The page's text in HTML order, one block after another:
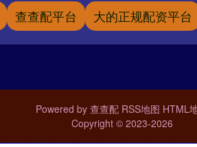
查查配平台 大的正规配资平台
Powered by 查查配 RSS地图 HTML
Copyright © 2023-2026